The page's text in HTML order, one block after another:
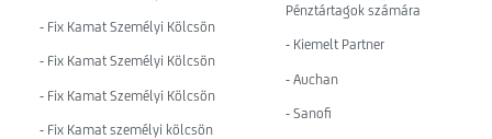
- Fix Kamat Személyi Kölcsön
- Fix Kamat Személyi Kölcsön
- Fix Kamat Személyi Kölcsön
- Fix Kamat személyi kölcsön
Pénztártagok számára
- Kiemelt Partner
- Auchan
- Sanofi